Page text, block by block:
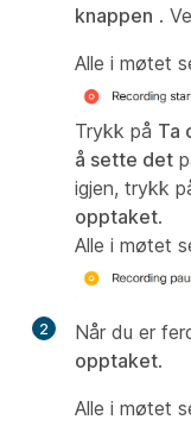
knappen .
Alle i møtet
Trykk på Ta
å sette det
igjen, trykk
opptaket.
Alle i møtet
2 Når du er
opptaket.
Alle i møtet